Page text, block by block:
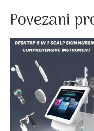
Povezani